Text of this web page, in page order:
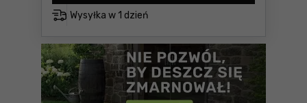
Wysyłka w 1 dzień